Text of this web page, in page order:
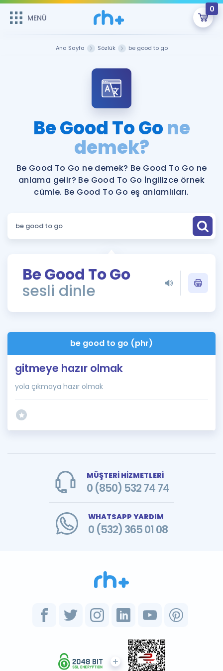
MENÜ
0
Şifremi Hatırlamıyorum
Sepetin Şu An Boş.
Remzi Hoca ile seni sınava hazırlayacak onlarca eğitim seni
bekliyor!
MENÜ
Katılımcı Görüşleri
Faydalı Araçlar
Ücretsiz Kaynaklar
Puan Hesaplama
ÖSYM Sınav Takvimi
Kampanyalar
İngilizce Gramer
İngilizce Gramer
Ana Sayfa Sözlük be good to go
Be Good To Gone
demek?
Be Good To Go ne demek? Be Good To Go ne
anlama gelir? Be Good To Go İngilizce örnek
cümle. Be Good To Go eş anlamlıları.
Be Good To Go
sesli dinle
be good to go (phr)
gitmeye hazır olmak
yola çıkmaya hazır olmak
MÜŞTERİ HİZMETLERİ
0 (850) 532 74 74
WHATSAPP YARDIM
0 (532) 365 01 08